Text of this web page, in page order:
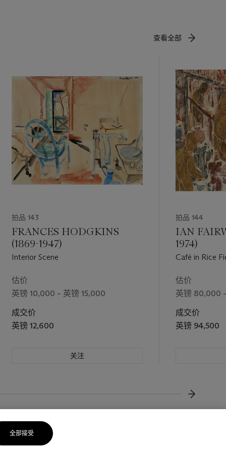
查看全部
拍品 143
FRANCES HODGKINS
(1869-1947)
Interior Scene
估价
英镑 10,000 – 英镑 15,000
成交价
英镑 12,600
关注
拍品 144
IAN
1974)
Café in Rice
估价
英镑 80,000
成交价
英镑 94,500
全部接受